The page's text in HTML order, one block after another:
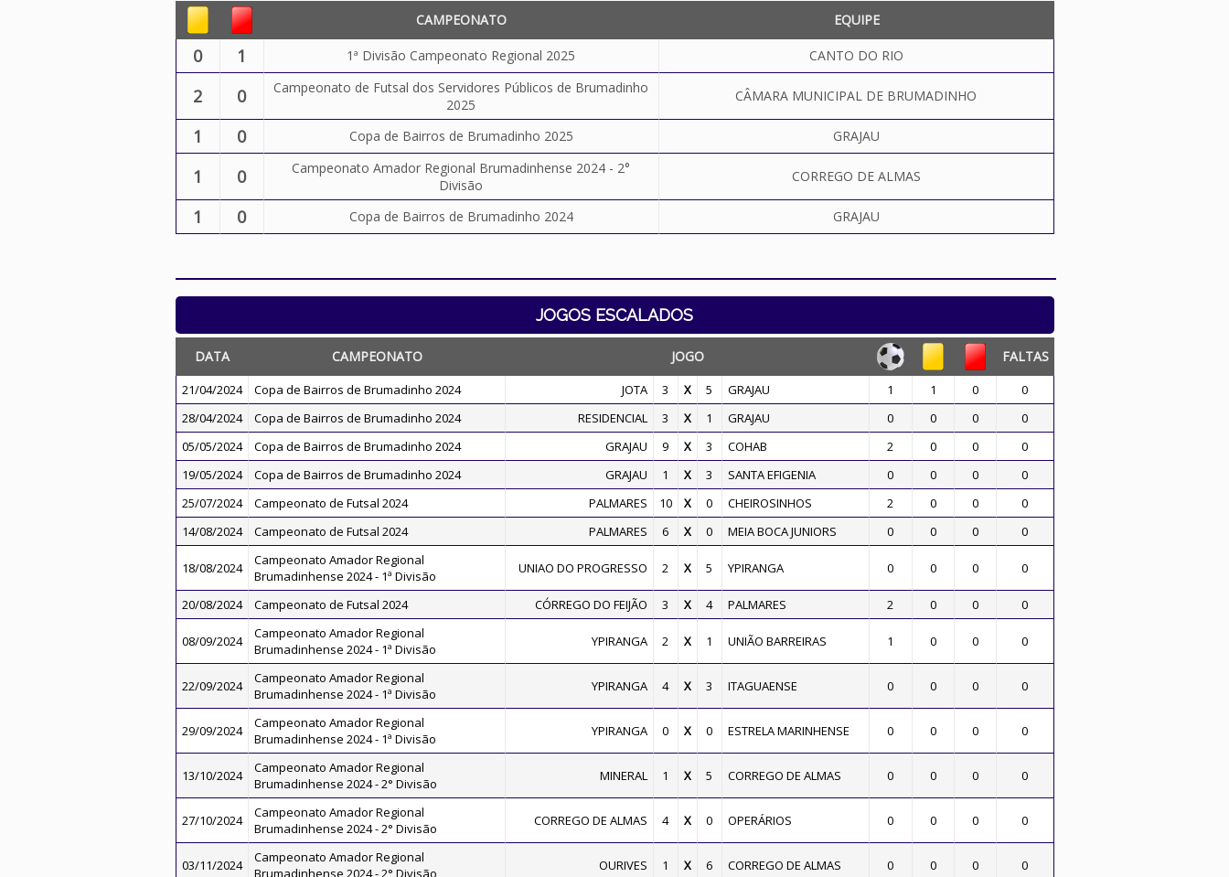
CAMPEONATO EQUIPE
0 1 1ª Divisão Campeonato Regional 2025 CANTO DO RIO
2 0
Campeonato de Futsal dos Servidores Públicos de Brumadinho
2025
CÂMARA MUNICIPAL DE BRUMADINHO
1 0 Copa de Bairros de Brumadinho 2025 GRAJAU
1 0
Campeonato Amador Regional Brumadinhense 2024 - 2°
Divisão
CORREGO DE ALMAS
1 0 Copa de Bairros de Brumadinho 2024 GRAJAU
JOGOS ESCALADOS
DATA CAMPEONATO JOGO FALTAS
21/04/2024 Copa de Bairros de Brumadinho 2024 JOTA 3 X 5 GRAJAU 1 1 0
0
28/04/2024
Copa de Bairros de Brumadinho 2024 RESIDENCIAL 3 X 1 GRAJAU 0 0 0
0
05/05/2024
Copa de Bairros de Brumadinho 2024 GRAJAU 9 X 3 COHAB 2 0 0
0
19/05/2024
Copa de Bairros de Brumadinho 2024 GRAJAU 1 X 3 SANTA EFIGENIA 0 0 0
0
25/07/2024
Campeonato de Futsal 2024 PALMARES 10 X 0 CHEIROSINHOS 2 0 0
0
14/08/2024
Campeonato de Futsal 2024 PALMARES 6 X 0 MEIA BOCA JUNIORS 0 0 0 0
18/08/2024
Campeonato Amador Regional
Brumadinhense 2024 - 1ª Divisão
UNIAO DO PROGRESSO 2 X 5 YPIRANGA 0 0 0 0
20/08/2024 Campeonato de Futsal 2024 CÓRREGO DO FEIJÃO 3 X 4 PALMARES 2 0 0 0
08/09/2024
Campeonato Amador Regional
Brumadinhense 2024 - 1ª Divisão
YPIRANGA 2 X 1 UNIÃO BARREIRAS 1 0 0 0
22/09/2024
Campeonato Amador Regional
Brumadinhense 2024 - 1ª Divisão
YPIRANGA 4 X 3 ITAGUAENSE 0 0 0 0
29/09/2024
Campeonato Amador Regional
Brumadinhense 2024 - 1ª Divisão
YPIRANGA 0 X 0 ESTRELA MARINHENSE 0 0 0 0
13/10/2024
Campeonato Amador Regional
Brumadinhense 2024 - 2° Divisão
MINERAL 1 X 5 CORREGO DE ALMAS 0 0 0 0
27/10/2024
Campeonato Amador Regional
Brumadinhense 2024 - 2° Divisão
CORREGO DE ALMAS 4 X 0 OPERÁRIOS 0 0 0 0
03/11/2024
Campeonato Amador Regional
Brumadinhense 2024 - 2° Divisão
OURIVES 1 X 6 CORREGO DE ALMAS 0 0 0 0